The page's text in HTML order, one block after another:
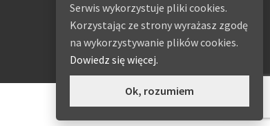
Serwis wykorzystuje pliki cookies.
Korzystając ze strony wyrażasz zgodę
na wykorzystywanie plików cookies.
Dowiedz się więcej.
Ok, rozumiem